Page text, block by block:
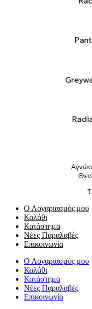
Ο Λογαριασμός μου
Καλάθι
Κατάστημα
Νέες Παραλαβές
Επικοινωνία
Ο Λογαριασμός μου
Καλάθι
Κατάστημα
Νέες Παραλαβές
Επικοινωνία